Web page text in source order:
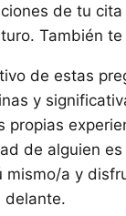
de tu
También
de estas
y
propias
de alguien
mismo/a y
delante.